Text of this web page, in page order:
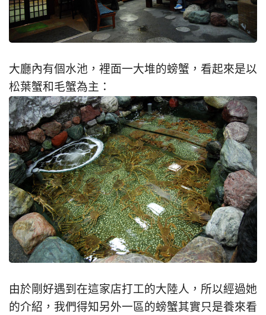
大廳內有個水池，裡面一大堆的螃蟹，看起來是以
松葉蟹和毛蟹為主：
由於剛好遇到在這家店打工的大陸人，所以經過她
的介紹，我們得知另外一區的螃蟹其實只是養來看